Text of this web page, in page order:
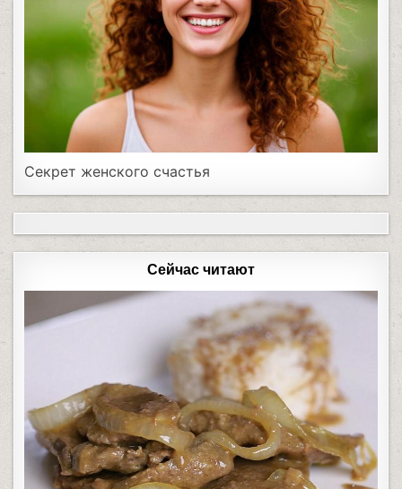
Секрет женского счастья
Сейчас читают